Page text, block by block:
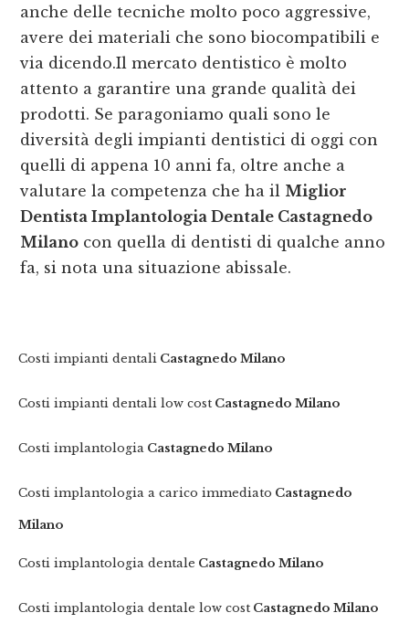
anche delle tecniche molto poco aggressive,
avere dei materiali che sono biocompatibili e
via dicendo.Il mercato dentistico è molto
attento a garantire una grande qualità dei
prodotti. Se paragoniamo quali sono le
diversità degli impianti dentistici di oggi con
quelli di appena 10 anni fa, oltre anche a
valutare la competenza che ha il Miglior
Dentista Implantologia Dentale Castagnedo
Milano con quella di dentisti di qualche anno
fa, si nota una situazione abissale.
Costi impianti dentali Castagnedo Milano
Costi impianti dentali low cost Castagnedo Milano
Costi implantologia Castagnedo Milano
Costi implantologia a carico immediato Castagnedo
Milano
Costi implantologia dentale Castagnedo Milano
Costi implantologia dentale low cost Castagnedo Milano